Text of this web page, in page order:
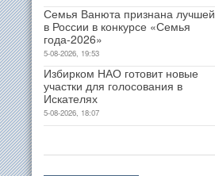
Семья Ванюта признана лучшей
в России в конкурсе «Семья
года-2026»
5-08-2026, 19:53
Избирком НАО готовит новые
участки для голосования в
Искателях
5-08-2026, 18:07